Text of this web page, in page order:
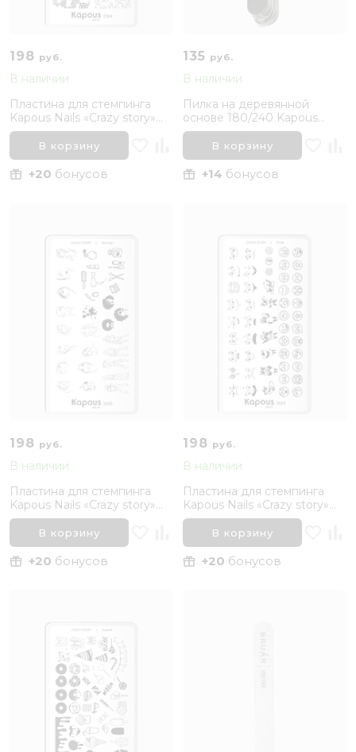
198 руб.
В наличии
Пластина для стемпинга
Kapous Nails «Crazy story»
Casual
В корзину
+20 бонусов
135 руб.
В наличии
Пилка на деревянной
основе 180/240 Kapous
Nails
В корзину
+14 бонусов
198 руб.
В наличии
Пластина для стемпинга
Kapous Nails «Crazy story»
Woman
В корзину
+20 бонусов
198 руб.
В наличии
Пластина для стемпинга
Kapous Nails «Crazy story»
Smile
В корзину
+20 бонусов